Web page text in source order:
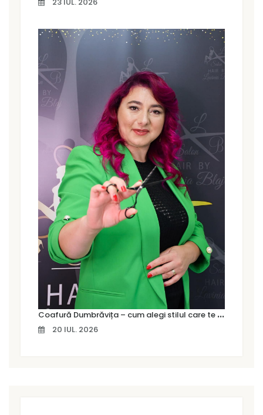
C
oafură Dumbrăvița – cum alegi stilul care te pune cu adevărat în valoare
20 IUL. 2026